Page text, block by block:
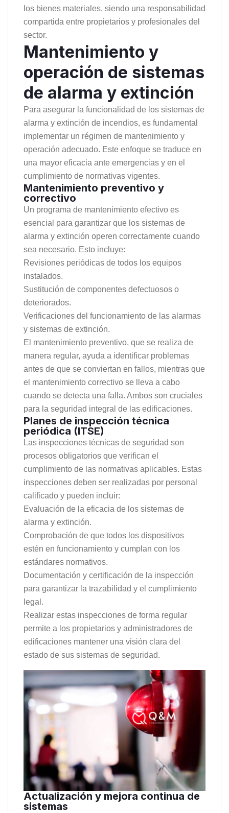
los bienes materiales, siendo una responsabilidad
compartida entre propietarios y profesionales del
sector.
Mantenimiento y
operación de sistemas
de alarma y extinción
Para asegurar la funcionalidad de los sistemas de
alarma y extinción de incendios, es fundamental
implementar un régimen de mantenimiento y
operación adecuado. Este enfoque se traduce en
una mayor eficacia ante emergencias y en el
cumplimiento de normativas vigentes.
Mantenimiento preventivo y
correctivo
Un programa de mantenimiento efectivo es
esencial para garantizar que los sistemas de
alarma y extinción operen correctamente cuando
sea necesario. Esto incluye:
Revisiones periódicas de todos los equipos
instalados.
Sustitución de componentes defectuosos o
deteriorados.
Verificaciones del funcionamiento de las alarmas
y sistemas de extinción.
El mantenimiento preventivo, que se realiza de
manera regular, ayuda a identificar problemas
antes de que se conviertan en fallos, mientras que
el mantenimiento correctivo se lleva a cabo
cuando se detecta una falla. Ambos son cruciales
para la seguridad integral de las edificaciones.
Planes de inspección técnica
periódica (ITSE)
Las inspecciones técnicas de seguridad son
procesos obligatorios que verifican el
cumplimiento de las normativas aplicables. Estas
inspecciones deben ser realizadas por personal
calificado y pueden incluir:
Evaluación de la eficacia de los sistemas de
alarma y extinción.
Comprobación de que todos los dispositivos
estén en funcionamiento y cumplan con los
estándares normativos.
Documentación y certificación de la inspección
para garantizar la trazabilidad y el cumplimiento
legal.
Realizar estas inspecciones de forma regular
permite a los propietarios y administradores de
edificaciones mantener una visión clara del
estado de sus sistemas de seguridad.
Actualización y mejora continua de
sistemas